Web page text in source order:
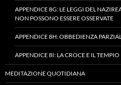
APPENDICE 8G: LE LEGGI DEL
NON POSSONO ESSERE OSSERVATE
APPENDICE 8H: OBBEDIENZA
APPENDICE 8I: LA CROCE E IL TEMPIO
MEDITAZIONE QUOTIDIANA